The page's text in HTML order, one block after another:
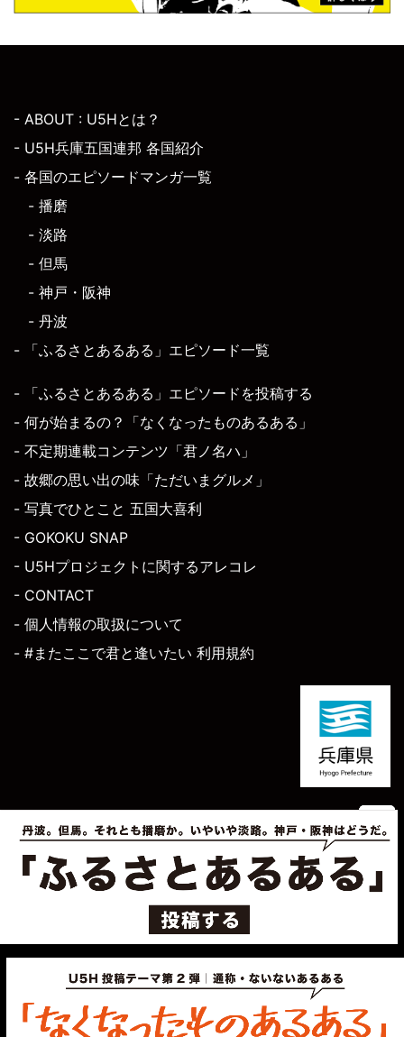
- ABOUT : U5Hとは？
- U5H兵庫五国連邦 各国紹介
- 各国のエピソードマンガ一覧
- 播磨
- 淡路
- 但馬
- 神戸・阪神
- 丹波
- 「ふるさとあるある」エピソード一覧
- 「ふるさとあるある」エピソードを投稿する
- 何が始まるの？「なくなったものあるある」
- 不定期連載コンテンツ「君ノ名ハ」
- 故郷の思い出の味「ただいまグルメ」
- 写真でひとこと 五国大喜利
- GOKOKU SNAP
- U5Hプロジェクトに関するアレコレ
- CONTACT
- 個人情報の取扱について
- #またここで君と逢いたい 利用規約